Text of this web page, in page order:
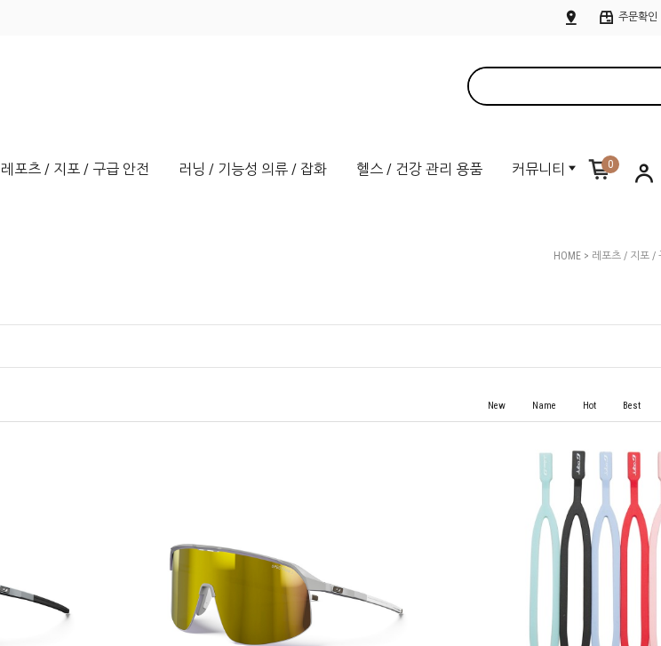
주문확인
레포츠 / 지포 / 구급 안전 러닝 / 기능성 의류 / 잡화 헬스 / 건강 관리 용품 커뮤니티 0
HOME > 레포츠 / 지포 /
New Name Hot Best